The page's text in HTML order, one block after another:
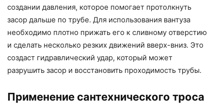
создании давления, которое помогает протолкнуть
засор дальше по трубе. Для использования вантуза
необходимо плотно прижать его к сливному отверстию
и сделать несколько резких движений вверх-вниз. Это
создаст гидравлический удар, который может
разрушить засор и восстановить проходимость трубы.
Применение сантехнического троса